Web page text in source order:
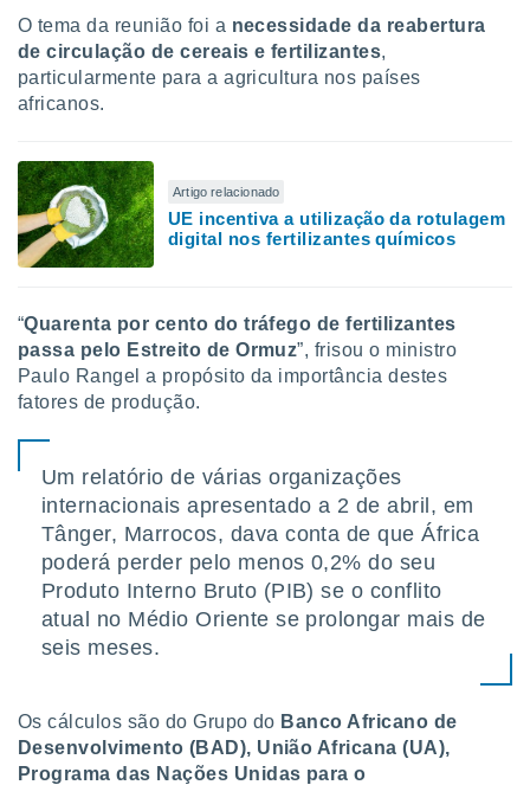
O tema da reunião foi a necessidade da reabertura
de circulação de cereais e fertilizantes,
particularmente para a agricultura nos países
africanos.
Artigo relacionado
UE incentiva a utilização da rotulagem
digital nos fertilizantes químicos
“Quarenta por cento do tráfego de fertilizantes
passa pelo Estreito de Ormuz”, frisou o ministro
Paulo Rangel a propósito da importância destes
fatores de produção.
Um relatório de várias organizações
internacionais apresentado a 2 de abril, em
Tânger, Marrocos, dava conta de que África
poderá perder pelo menos 0,2% do seu
Produto Interno Bruto (PIB) se o conflito
atual no Médio Oriente se prolongar mais de
seis meses.
Os cálculos são do Grupo do Banco Africano de
Desenvolvimento (BAD), União Africana (UA),
Programa das Nações Unidas para o